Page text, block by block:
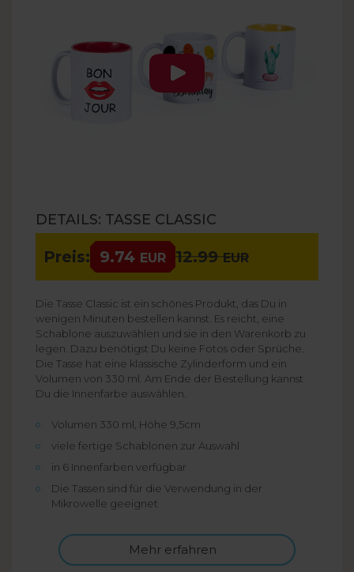
DETAILS: TASSE CLASSIC
Preis: 9.74 EUR 12.99EUR
Die Tasse Classic ist ein schönes Produkt, das Du in
wenigen Minuten bestellen kannst. Es reicht, eine
Schablone auszuwählen und sie in den Warenkorb zu
legen. Dazu benötigst Du keine Fotos oder Sprüche.
Die Tasse hat eine klassische Zylinderform und ein
Volumen von 330 ml. Am Ende der Bestellung kannst
Du die Innenfarbe auswählen.
Volumen 330 ml, Höhe 9,5cm
viele fertige Schablonen zur Auswahl
in 6 Innenfarben verfügbar
Die Tassen sind für die Verwendung in der
Mikrowelle geeignet
Mehr erfahren